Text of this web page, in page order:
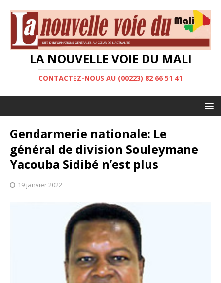
LA NOUVELLE VOIE DU MALI
CONTACTEZ-NOUS AU (00223) 82 66 51 41
Gendarmerie nationale: Le
général de division Souleymane
Yacouba Sidibé n’est plus
19 janvier 2022